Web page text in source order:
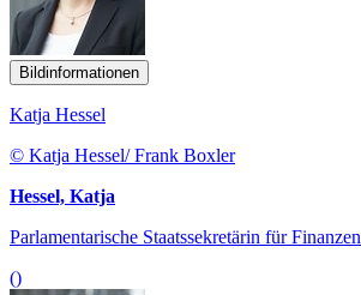
Bildinformationen
Katja Hessel
© Katja Hessel/ Frank Boxler
Hessel, Katja
Parlamentarische Staatssekretärin für Finanzen
()